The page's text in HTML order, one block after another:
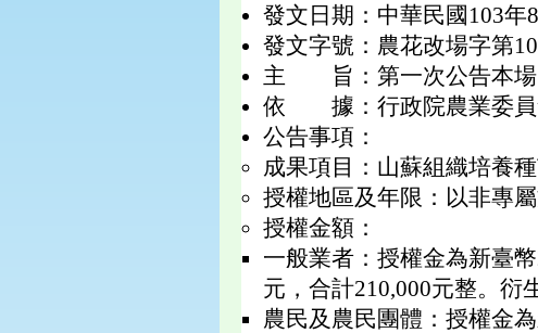
發文日期：中華民國103年
發文字號：農花改場字第
主 旨：第一次公告本場
依 據：行政院農業委員
公告事項：
成果項目：山蘇組織培養種
授權地區及年限：以非專
授權金額：
一般業者：授權金為新臺
元，合計210,000元整。衍
農民及農民團體：授權金